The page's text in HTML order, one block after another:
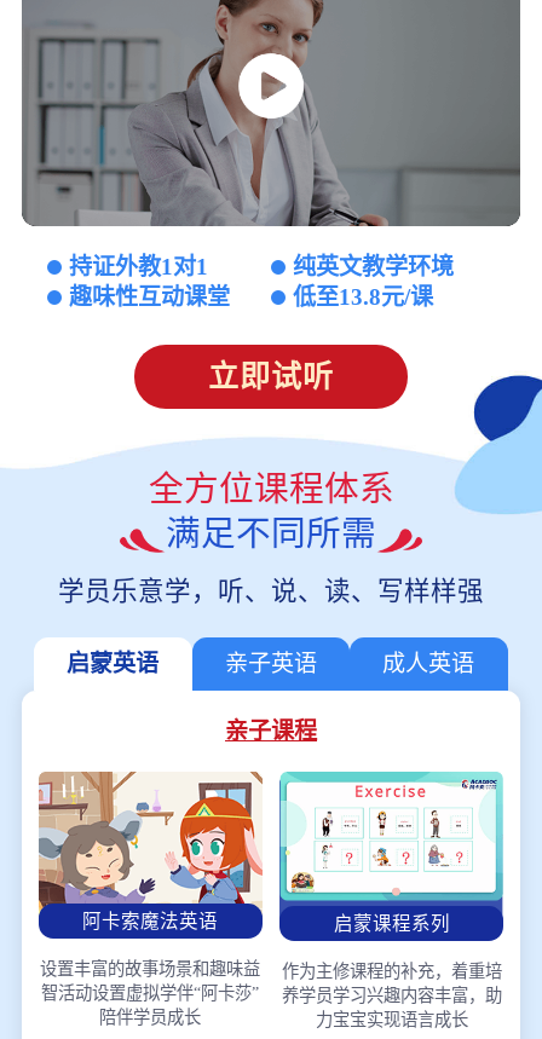
持证外教1对1
纯英文教学环境
趣味性互动课堂
低至13.8元/课
立即试听
全方位课程体系
满足不同所需
学员乐意学，听、说、读、写样样强
启蒙英语 亲子英语 成人英语
亲子课程
阿卡索魔法英语
设置丰富的故事场景和趣味益
智活动设置虚拟学伴“阿卡莎”
陪伴学员成长
启蒙课程系列
作为主修课程的补充，着重培
养学员学习兴趣内容丰富，助
力宝宝实现语言成长